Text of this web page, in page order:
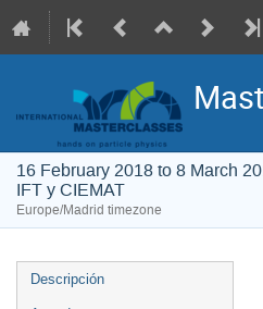
16 February 2018 to 8 March
IFT y CIEMAT
Europe/Madrid timezone
Event
menu
Descripción